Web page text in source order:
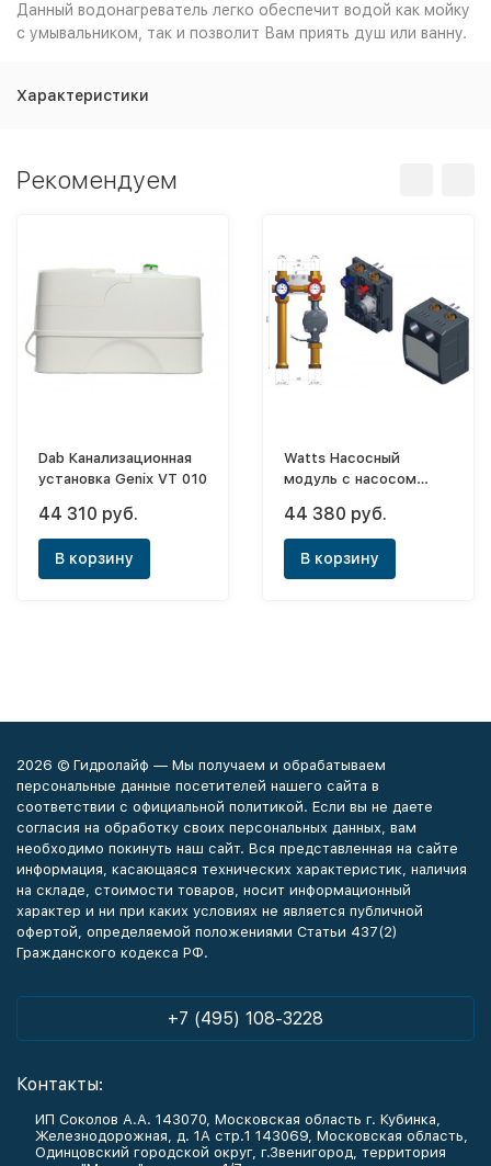
Данный водонагреватель легко обеспечит водой как мойку
с умывальником, так и позволит Вам приять душ или ванну.
Характеристики
Рекомендуем
Dab Канализационная
установка Genix VT 010
44 310 руб.
В корзину
Watts Насосный
модуль с насосом
44 380 руб.
В корзину
2026 © Гидролайф — Мы получаем и обрабатываем
персональные данные посетителей нашего сайта в
соответствии с официальной политикой. Если вы не даете
согласия на обработку своих персональных данных, вам
необходимо покинуть наш сайт. Вся представленная на сайте
информация, касающаяся технических характеристик, наличия
на складе, стоимости товаров, носит информационный
характер и ни при каких условиях не является публичной
офертой, определяемой положениями Статьи 437(2)
Гражданского кодекса РФ.
+7 (495) 108-3228
Контакты:
ИП Соколов А.А. 143070, Московская область г. Кубинка,
Железнодорожная, д. 1А стр.1 143069, Московская область,
Одинцовский городской округ, г.Звенигород, территория